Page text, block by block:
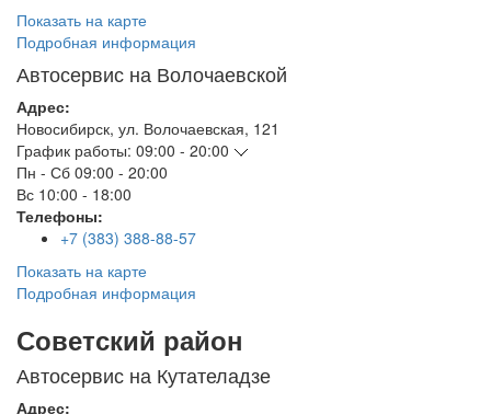
Показать на карте
Подробная информация
Автосервис на Волочаевской
Адрес:
Новосибирск, ул. Волочаевская, 121
График работы: 09:00 - 20:00
Пн - Сб 09:00 - 20:00
Вс 10:00 - 18:00
Телефоны:
+7 (383) 388-88-57
Показать на карте
Подробная информация
Советский район
Автосервис на Кутателадзе
Адрес: